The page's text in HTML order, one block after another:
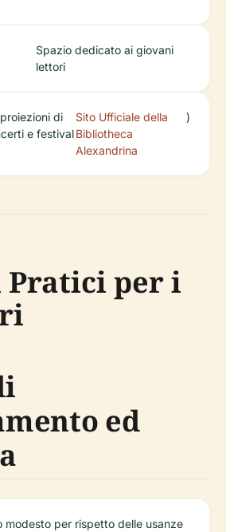
Spazio dedicato ai giovani
lettori
di
e festival
Sito Ufficiale della
Bibliotheca
Alexandrina
)
Pratici per i
ed
modesto per rispetto delle usanze